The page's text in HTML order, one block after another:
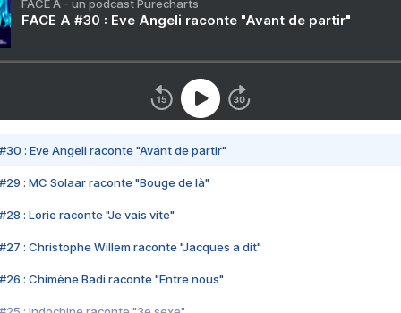
FACE A - un podcast Purecharts
FACE A #30 : Eve Angeli raconte "Avant de partir"
#30 : Eve Angeli raconte "Avant de partir"
#29 : MC Solaar raconte "Bouge de là"
#28 : Lorie raconte "Je vais vite"
#27 : Christophe Willem raconte "Jacques a dit"
#26 : Chimène Badi raconte "Entre nous"